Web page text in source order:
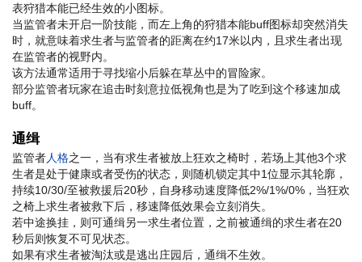
表狩猎本能已经生效的小图标。
当监管者未开启一阶技能，而左上角的狩猎本能buff图标却突然消失
时，就意味着求生者与监管者的距离在约17米以内，且求生者出现
在监管者的视野内。
该方法通常适用于寻找缩小后躲在草丛中的冒险家。
部分监管者玩家在追击时刻意拉低视角也是为了吃到这个移速加成
buff。
通缉
监管者人格之一，当有求生者被放上狂欢之椅时，若场上其他3个求
生者是处于健康或者受伤的状态，则随机锁定其中1位显示其轮廓，
持续10/30/至被救援后20秒，自身移动速度降低2%/1%/0%，当狂欢
之椅上求生者被救下后，移速降低效果会立刻消失。
若中途换挂，则可通缉另一求生者位置，之前被通缉的求生者在20
秒后则恢复不可见状态。
如果有求生者被淘汰或是逃出庄园后，通缉不生效。